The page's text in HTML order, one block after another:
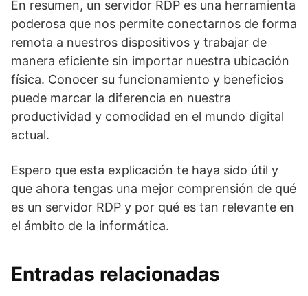
En resumen, un servidor RDP es una herramienta
poderosa que nos permite conectarnos de forma
remota a nuestros dispositivos y trabajar de
manera eficiente sin importar nuestra ubicación
física. Conocer su funcionamiento y beneficios
puede marcar la diferencia en nuestra
productividad y comodidad en el mundo digital
actual.
Espero que esta explicación te haya sido útil y
que ahora tengas una mejor comprensión de qué
es un servidor RDP y por qué es tan relevante en
el ámbito de la informática.
Entradas relacionadas